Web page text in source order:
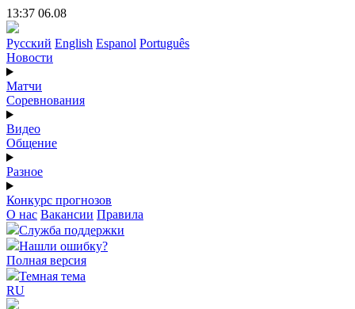
13:37 06.08
Русский English Espanol Português
Новости
Матчи
Соревнования
Видео
Общение
Разное
Конкурс прогнозов
О нас Вакансии Правила
Служба поддержки
Нашли ошибку?
Полная версия
Темная тема
RU